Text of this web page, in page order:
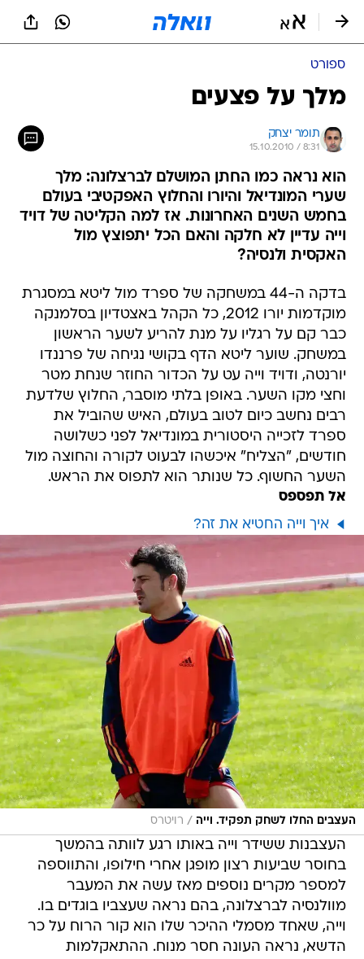
ספורט
מלך על פצעים
תומר יצחק
15.10.2010 / 8:31
הוא נראה כמו החתן המושלם לברצלונה: מלך
שערי המונדיאל והיורו והחלוץ האפקטיבי בעולם
בחמש השנים האחרונות. אז למה הקליטה של דויד
וייה עדיין לא חלקה והאם הכל יתפוצץ מול
האקסית ולנסיה?
בדקה ה-44 במשחקה של ספרד מול ליטא במסגרת
מוקדמות יורו 2012, כל הקהל באצטדיון בסלמנקה
כבר קם על רגליו על מנת להריע לשער הראשון
במשחק. שוער ליטא הדף בקושי נגיחה של פרננדו
יורנטה, ודויד וייה עט על הכדור החוזר שנחת מטר
וחצי מקו השער. באופן בלתי מוסבר, החלוץ שלדעת
רבים נחשב כיום לטוב בעולם, האיש שהוביל את
ספרד לזכייה היסטורית במונדיאל לפני כשלושה
חודשים, "הצליח" איכשהו לבעוט לקורה והחוצה מול
השער החשוף. כל שנותר הוא לתפוס את הראש.
אל תפספס
איך וייה החטיא את זה?
העצבים החלו לשחק תפקיד. וייה / רויטרס
העצבנות ששידר וייה באותו רגע לוותה בהמשך
בחוסר שביעות רצון מופגן אחרי חילופו, והתווספה
למספר מקרים נוספים מאז עשה את המעבר
מוולנסיה לברצלונה, בהם נראה שעצביו בוגדים בו.
וייה, שאחד מסמלי ההיכר שלו הוא קור הרוח על כר
הדשא, נראה העונה חסר מנוח. ההתאקלמות